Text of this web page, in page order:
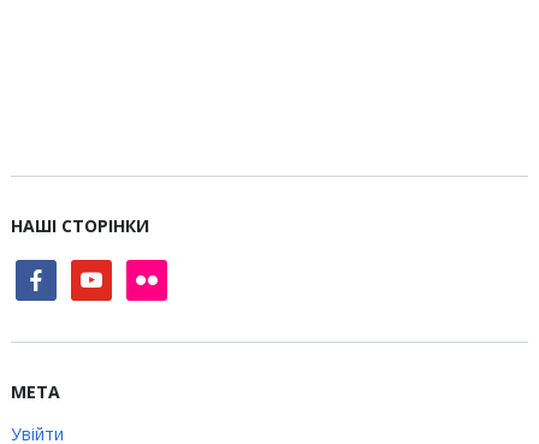
НАШІ СТОРІНКИ
facebookyoutube flickr
МЕТА
Увійти